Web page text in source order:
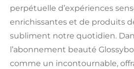
perpétuelle d’expériences
enrichissantes et de produits
subliment notre quotidien.
l’abonnement beauté
comme un incontournable,